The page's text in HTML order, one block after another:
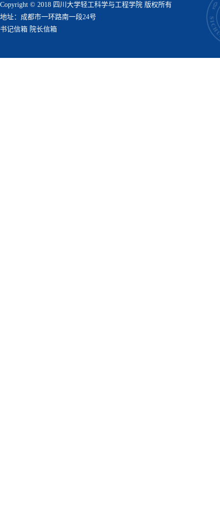
Copyright © 2018 四川大学轻工科学与工程学院 版权所有
地址：成都市一环路南一段24号
书记信箱 院长信箱